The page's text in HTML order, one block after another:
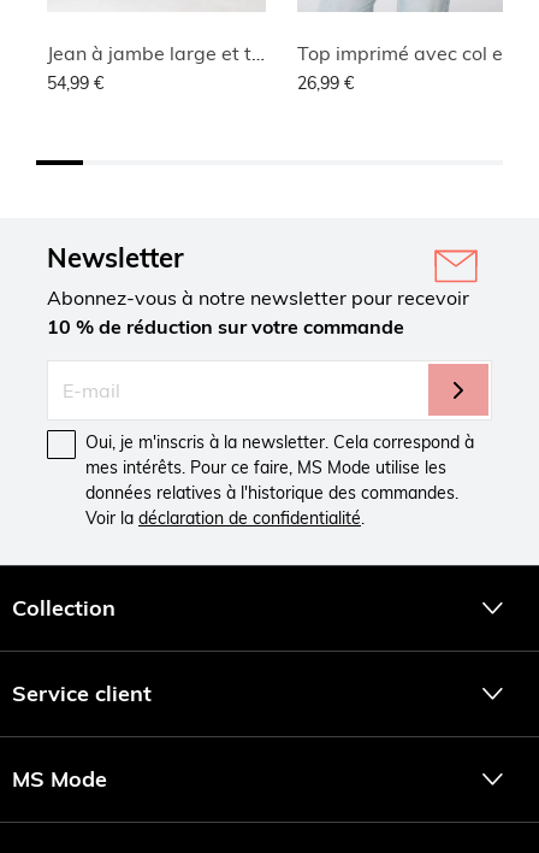
54,99 € 26,99 €
Newsletter
Abonnez-vous à notre newsletter pour recevoir
10 % de réduction sur votre commande
Oui, je m'inscris à la newsletter. Cela correspond à
mes intérêts. Pour ce faire, MS Mode utilise les
données relatives à l'historique des commandes.
Voir la déclaration de confidentialité.
Collection
Service client
MS Mode